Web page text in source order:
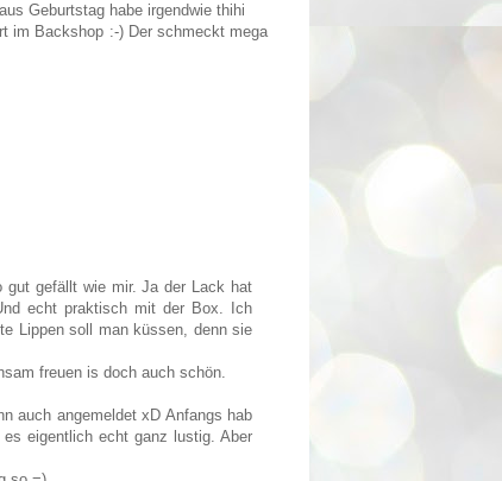
Geburtstag habe irgendwie thihi
im Backshop :-) Der schmeckt mega
gefällt wie mir. Ja der Lack hat
echt praktisch mit der Box. Ich
Lippen soll man küssen, denn sie
freuen is doch auch schön.
auch angemeldet xD Anfangs hab
eigentlich echt ganz lustig. Aber